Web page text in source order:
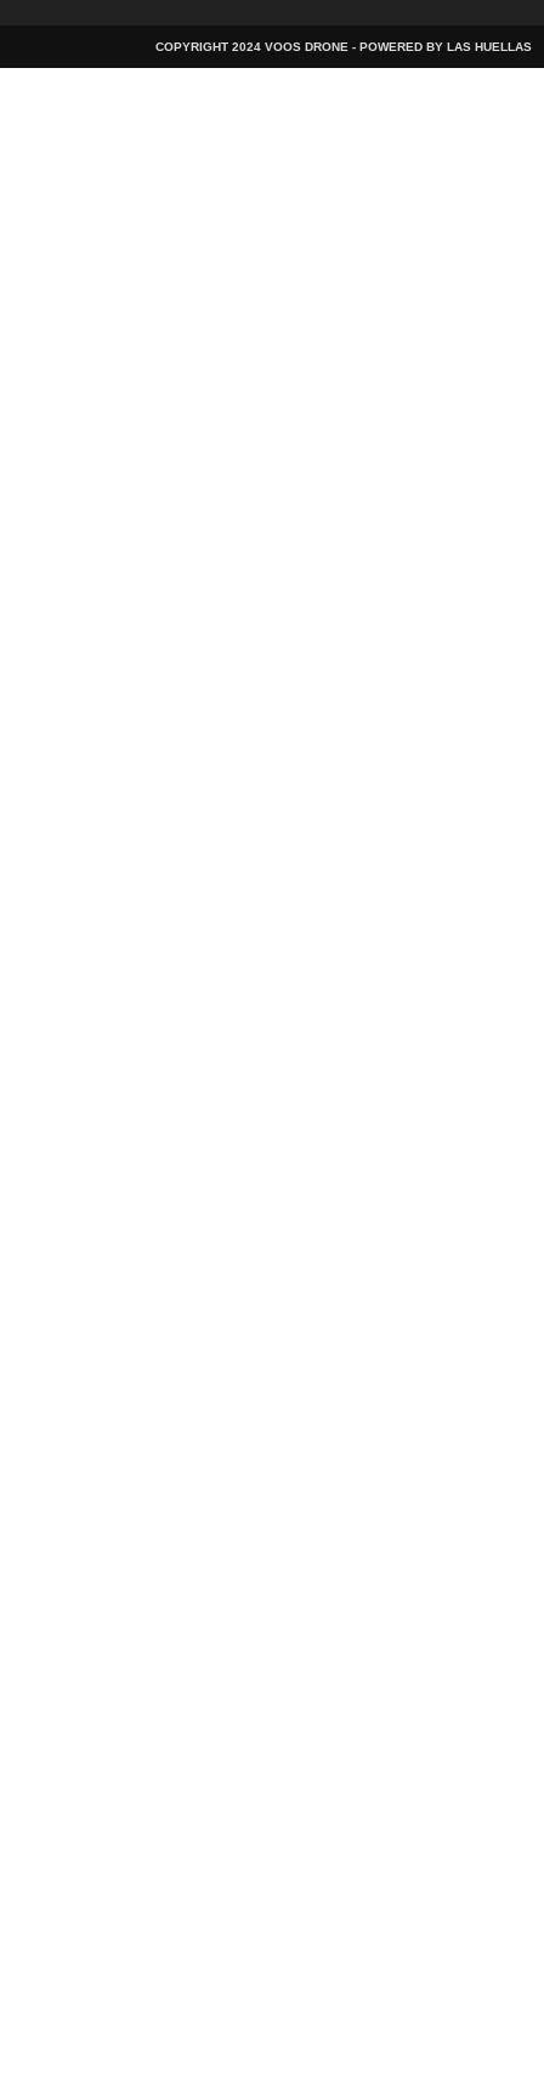
COPYRIGHT 2024 VOOS DRONE - POWERED BY LAS HUELLAS